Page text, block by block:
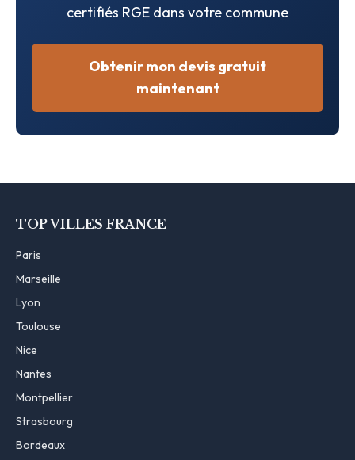
certifiés RGE dans votre commune
Obtenir mon devis gratuit
maintenant
TOP VILLES FRANCE
Paris
Marseille
Lyon
Toulouse
Nice
Nantes
Montpellier
Strasbourg
Bordeaux